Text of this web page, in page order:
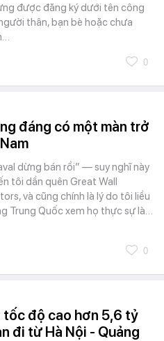
được đăng ký dưới tên công
thân, bạn bè hoặc chưa
0
đáng có một màn trở
dừng bán rồi” — suy nghĩ này
tôi dần quên Great Wall
và cũng chính là lý do tôi liều
Trung Quốc xem họ thực sự là…
0
độ cao hơn 5,6 tỷ
đi từ Hà Nội - Quảng